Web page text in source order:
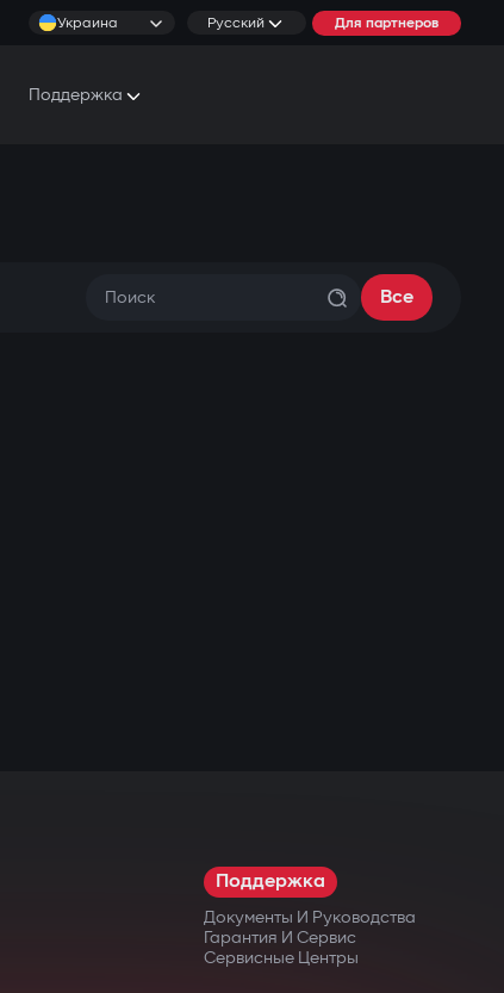
Украина Русский Для партнеров
Поддержка
Все
Поддержка
Документы И Руководства
Гарантия И Сервис
Сервисные Центры